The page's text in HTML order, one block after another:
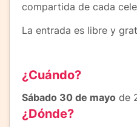
compartida de cada
La entrada es libre y
¿Cuándo?
Sábado 30 de mayo de
¿Dónde?